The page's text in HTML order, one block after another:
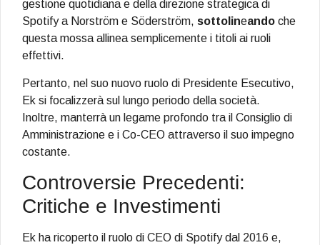
gestione quotidiana e della direzione strategica di
Spotify a Norström e Söderström, sottolineando che
questa mossa allinea semplicemente i titoli ai ruoli
effettivi.
Pertanto, nel suo nuovo ruolo di Presidente Esecutivo,
Ek si focalizzerà sul lungo periodo della società.
Inoltre, manterrà un legame profondo tra il Consiglio di
Amministrazione e i Co-CEO attraverso il suo impegno
costante.
Controversie Precedenti:
Critiche e Investimenti
Ek ha ricoperto il ruolo di CEO di Spotify dal 2016 e,